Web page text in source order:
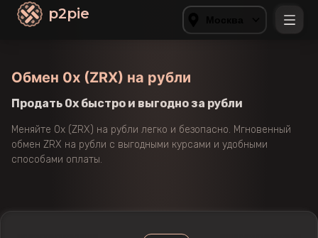
p2pie
Обмен 0x (ZRX) на рубли
Продать 0x быстро и выгодно за рубли
Меняйте 0x (ZRX) на рубли легко и безопасно. Мгновенный
обмен ZRX на рубли с выгодными курсами и удобными
способами оплаты.